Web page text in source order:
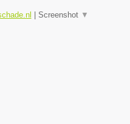
Screenshot ▼